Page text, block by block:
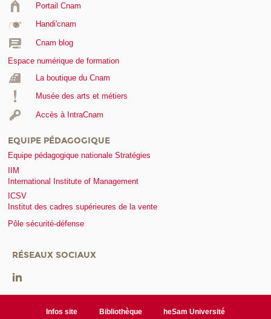
Portail Cnam
Handi'cnam
Cnam blog
Espace numérique de formation
La boutique du Cnam
Musée des arts et métiers
Accès à IntraCnam
EQUIPE PÉDAGOGIQUE
Equipe pédagogique nationale Stratégies
IIM
International Institute of Management
ICSV
Institut des cadres supérieures de la vente
Pôle sécurité-défense
RÉSEAUX SOCIAUX
Infos site Bibliothèque heSam Université